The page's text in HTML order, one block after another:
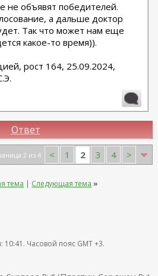
не объявят победителей.
а дальше доктор
Так что может нам еще
какое-то время)).
рост 164, 25.09.2024,
Ответ
2 из 4 < 1 2 3 4 >
тема | Следующая тема »
10:41 . Часовой пояс GMT +3.